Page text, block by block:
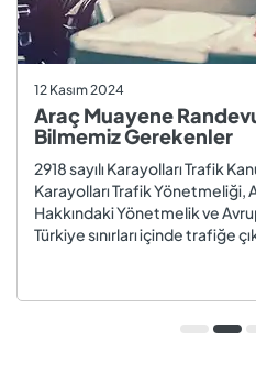
12 Kasım 2024
Araç Muayene
Bilmemiz Gerekenler
2918 sayılı Karayolları Trafik
Karayolları Trafik Yönetmeliği,
Hakkındaki Yönetmelik ve
Türkiye sınırları içinde trafiğe
zorundadır. Araç
kamyon, kamyo...